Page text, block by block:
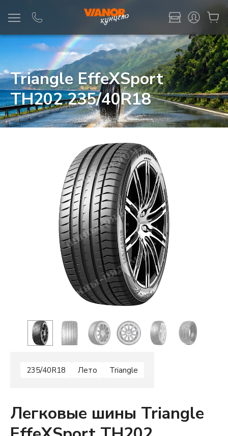
Triangle EffeXSport
TH202 235/40R18
235/40R18 Лето Triangle
Легковые шины Triangle
Информация Фото товара